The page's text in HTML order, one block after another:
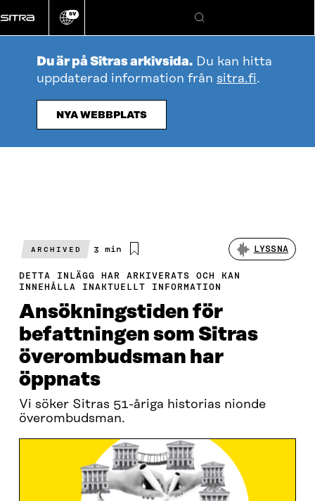
direkt
till
Ändra
språk
SV
Sök
Du är på Sitras arkivsida. Du kan hitta
uppdaterad information från sitra.fi.
NYA WEBBPLATS
ARCHIVED
Beräknad
3 min LYSSNA
DETTA INLÄGG HAR ARKIVERATS OCH KAN
INNEHÅLLA INAKTUELLT INFORMATION
Ansökningstiden för
befattningen som Sitras
överombudsman har
öppnats
Vi söker Sitras 51-åriga historias nionde
överombudsman.